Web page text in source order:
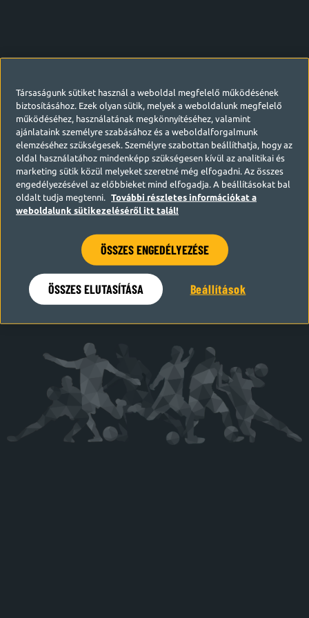
Hamarosan visszatérünk
Társaságunk sütiket használ a weboldal megfelelő működésének
biztosításához. Ezek olyan sütik, melyek a weboldalunk megfelelő
működéséhez, használatának megkönnyítéséhez, valamint
ajánlataink személyre szabásához és a weboldalforgalmunk
elemzéséhez szükségesek. Személyre szabottan beállíthatja, hogy az
oldal használatához mindenképp szükségesen kívül az analitikai és
marketing sütik közül melyeket szeretné még elfogadni. Az összes
engedélyezésével az előbbieket mind elfogadja. A beállításokat bal
oldalt tudja megtenni.
További részletes információkat a
weboldalunk sütikezeléséről itt talál!
ÖSSZES ENGEDÉLYEZÉSE
ÖSSZES ELUTASÍTÁSA Beállítások